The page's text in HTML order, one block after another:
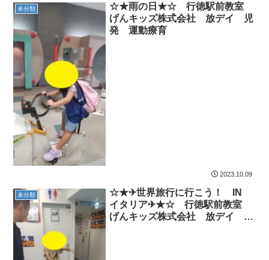
未分類
☆★雨の日★☆ 行徳駅前教室
げんキッズ株式会社 放デイ 児
発 運動療育
2023.10.09
未分類
☆★✈世界旅行に行こう！ IN
イタリア✈★☆ 行徳駅前教室
げんキッズ株式会社 放デイ 児